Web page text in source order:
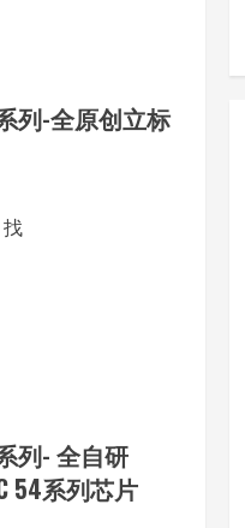
列-全原创立标
列- 全自研
54系列芯片